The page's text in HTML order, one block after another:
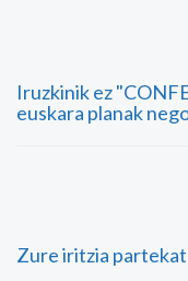
Iruzkinik ez
euskara planak
Zure iritzia